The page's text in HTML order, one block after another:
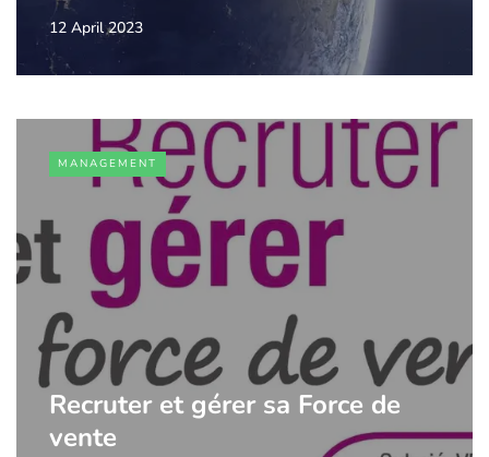
12 April 2023
MANAGEMENT
Recruter et gérer sa Force de
vente